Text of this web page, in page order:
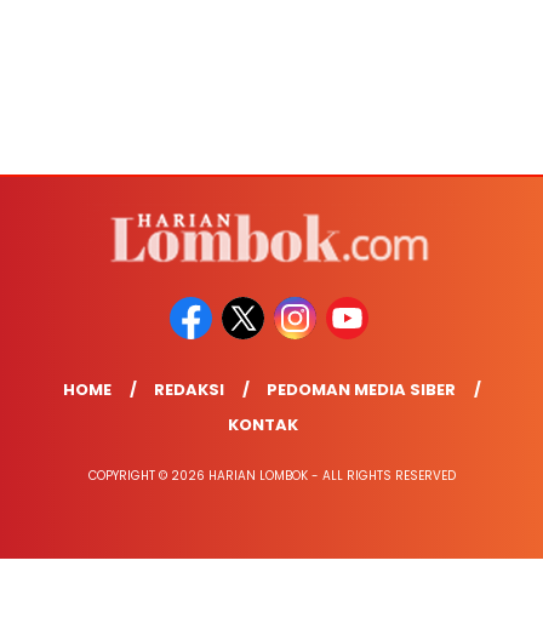
HOME REDAKSI
PEDOMAN MEDIA SIBER
KONTAK
COPYRIGHT © 2026 HARIAN LOMBOK - ALL RIGHTS RESERVED